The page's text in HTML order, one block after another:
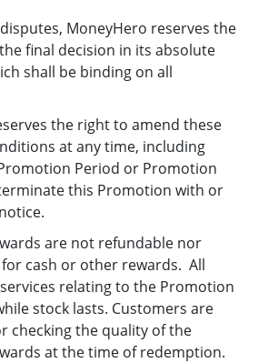
MoneyHero reserves the
final decision in its absolute
shall be binding on all
the right to amend these
at any time, including
Period or Promotion
this Promotion with or
are not refundable nor
for cash or other rewards. All
relating to the Promotion
stock lasts. Customers are
checking the quality of the
at the time of redemption.